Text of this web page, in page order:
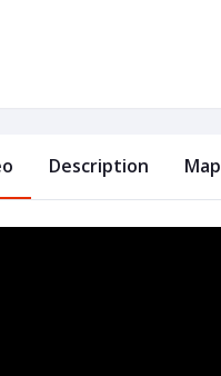
Description Map